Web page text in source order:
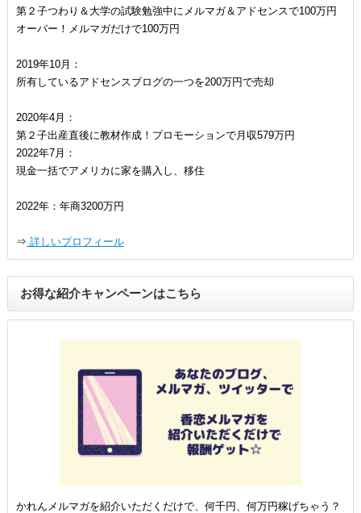
第２子つわり＆大学の試験勉強中にメルマガ＆アドセンスで100万円
オーバー！メルマガだけで100万円
2019年10月：
所有しているアドセンスブログの一つを200万円で売却
2020年4月：
第２子出産直後に教材作成！プロモーションで月収579万円
2022年7月：
現金一括でアメリカに家を購入し、移住
2022年：年商3200万円
⇒ 詳しいプロフィール
お得な紹介キャンペーンはこちら
かれんメルマガを紹介いただくだけで、何千円、何万円稼げちゃう？